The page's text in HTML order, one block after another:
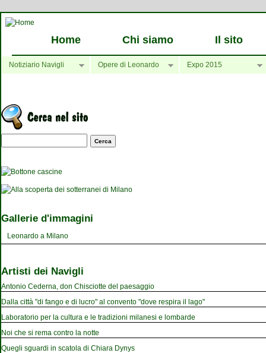
Home Chi siamo Il sito
Notiziario Navigli Opere di Leonardo Expo 2015
Maschera di ricerca
Gallerie d'immagini
Leonardo a Milano
Artisti dei Navigli
Antonio Cederna, don Chisciotte del paesaggio
Dalla città "di fango e di lucro" al convento "dove respira il lago"
Laboratorio per la cultura e le tradizioni milanesi e lombarde
Noi che si rema contro la notte
Quegli sguardi in scatola di Chiara Dynys